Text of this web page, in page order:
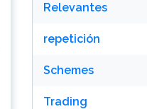
Relevantes
repetición
Schemes
Trading